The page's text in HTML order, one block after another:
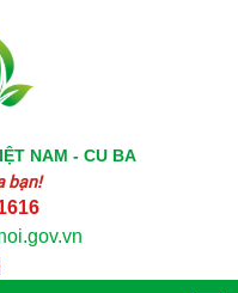
NAM - CU BA
bạn!